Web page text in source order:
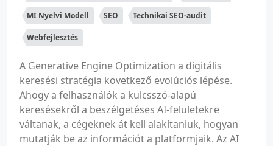
MI Nyelvi Modell SEO Technikai SEO-audit
Webfejlesztés
A Generative Engine Optimization a digitális
keresési stratégia következő evolúciós lépése.
Ahogy a felhasználók a kulcsszó-alapú
keresésekről a beszélgetéses AI-felületekre
váltanak, a cégeknek át kell alakítaniuk, hogyan
mutatják be az információt a platformjaik. Az AI